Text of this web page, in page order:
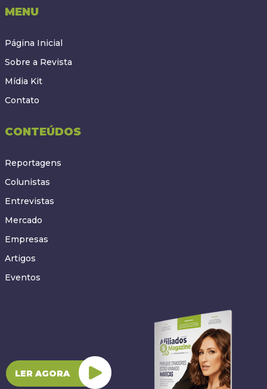
MENU
Página Inicial
Sobre a Revista
Mídia Kit
Contato
CONTEÚDOS
Reportagens
Colunistas
Entrevistas
Mercado
Empresas
Artigos
Eventos
LER AGORA